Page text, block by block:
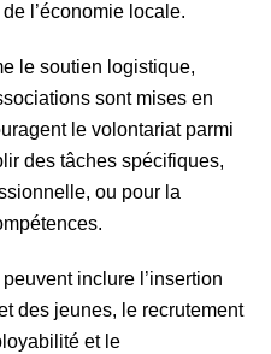
l’économie locale.
le soutien logistique,
sont mises en
le volontariat parmi
des tâches spécifiques,
ou pour la
inclure l’insertion
des jeunes, le recrutement
et le